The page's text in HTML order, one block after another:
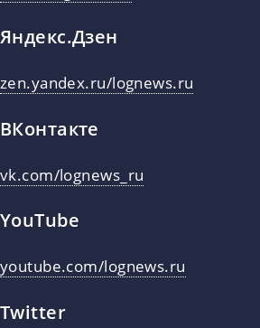
Яндекс.Дзен
zen.yandex.ru/lognews.ru
ВКонтакте
vk.com/lognews_ru
YouTube
youtube.com/lognews.ru
Twitter